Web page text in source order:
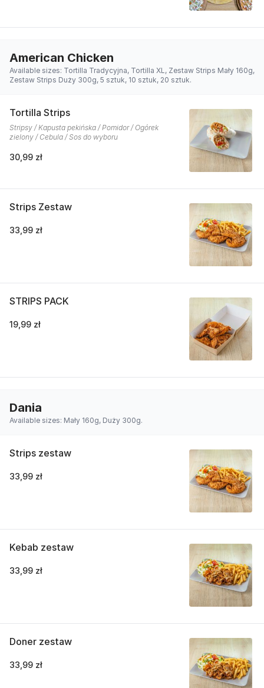
American Chicken
Available sizes: Tortilla Tradycyjna, Tortilla XL, Zestaw Strips Mały 160g,
Zestaw Strips Duży 300g, 5 sztuk, 10 sztuk, 20 sztuk.
Tortilla Strips
Stripsy / Kapusta pekińska / Pomidor / Ogórek
zielony / Cebula / Sos do wyboru
30,99 zł
Strips Zestaw
33,99 zł
STRIPS PACK
19,99 zł
Dania
Available sizes: Mały 160g, Duży 300g.
Strips zestaw
33,99 zł
Kebab zestaw
33,99 zł
Doner zestaw
33,99 zł